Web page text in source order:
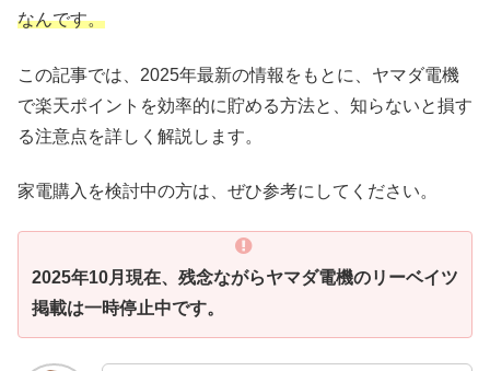
なんです。
この記事では、2025年最新の情報をもとに、ヤマダ電機
で楽天ポイントを効率的に貯める方法と、知らないと損す
る注意点を詳しく解説します。
家電購入を検討中の方は、ぜひ参考にしてください。
2025年10月現在、残念ながらヤマダ電機のリーベイツ
掲載は一時停止中です。